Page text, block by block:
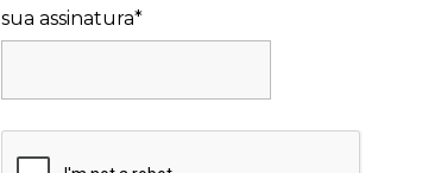
sua assinatura*